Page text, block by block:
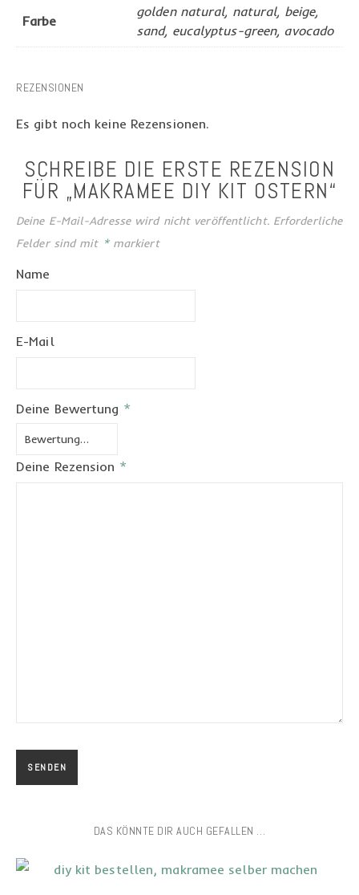
Farbe
golden natural, natural, beige,
sand, eucalyptus-green, avocado
REZENSIONEN
Es gibt noch keine Rezensionen.
SCHREIBE DIE ERSTE REZENSION
FÜR „MAKRAMEE DIY KIT OSTERN“
Deine E-Mail-Adresse wird nicht veröffentlicht. Erforderliche
Felder sind mit *markiert
Name
E-Mail
Deine Bewertung *
Deine Rezension *
DAS KÖNNTE DIR AUCH GEFALLEN …